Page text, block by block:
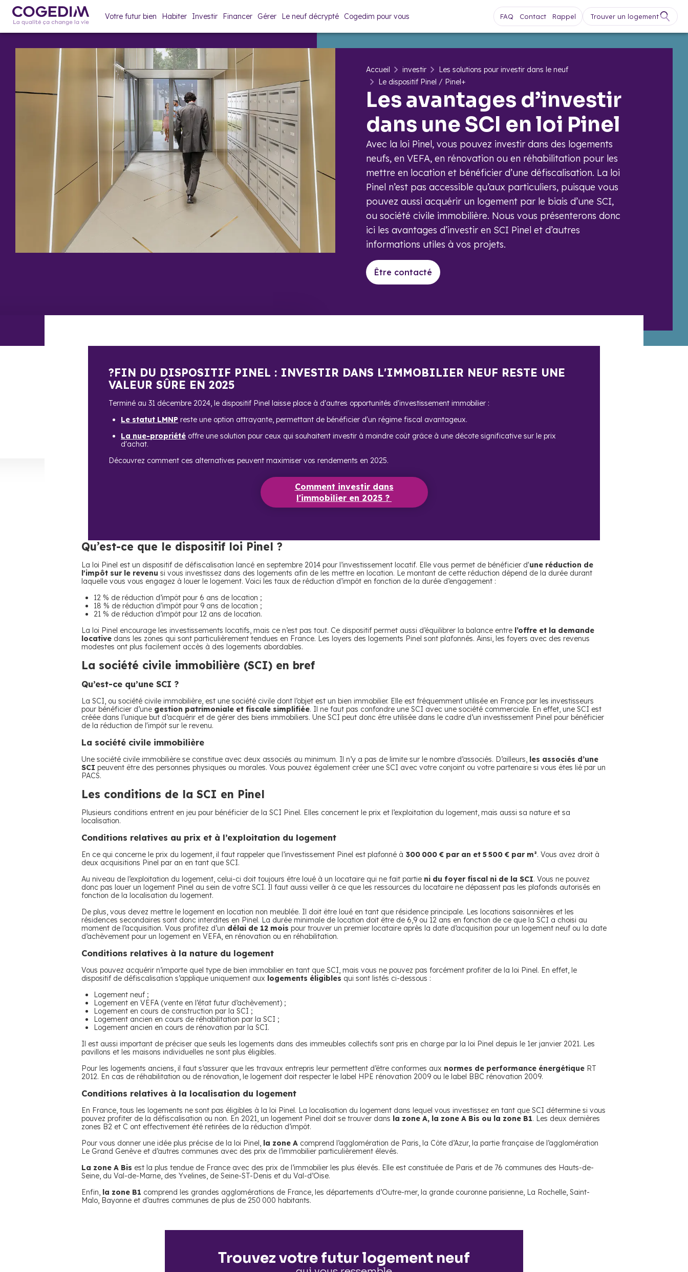
Votre futur bien Habiter Investir Financer Gérer Le neuf décrypté Cogedim pour vous FAQ Contact Rappel Trouver un logement
Accueil investir
Les solutions pour investir dans le neuf
Le dispositif Pinel / Pinel+
Les avantages d’investir
dans une SCI en loi Pinel
Avec la loi Pinel, vous pouvez investir dans des logements
neufs, en VEFA, en rénovation ou en réhabilitation pour les
mettre en location et bénéficier d’une défiscalisation. La loi
Pinel n’est pas accessible qu’aux particuliers, puisque vous
pouvez aussi acquérir un logement par le biais d’une SCI,
ou société civile immobilière. Nous vous présenterons donc
ici les avantages d’investir en SCI Pinel et d’autres
informations utiles à vos projets.
Être contacté
?FIN DU DISPOSITIF PINEL : INVESTIR DANS L'IMMOBILIER NEUF RESTE UNE
VALEUR SÛRE EN 2025
Terminé au 31 décembre 2024, le dispositif Pinel laisse place à d'autres opportunités d'investissement immobilier :
Le statut LMNP reste une option attrayante, permettant de bénéficier d'un régime fiscal avantageux.
La nue-propriété offre une solution pour ceux qui souhaitent investir à moindre coût grâce à une décote significative sur le prix
d'achat.
Découvrez comment ces alternatives peuvent maximiser vos rendements en 2025.
Comment investir dans
l'immobilier en 2025 ?
Qu’est-ce que le dispositif loi Pinel ?
La loi Pinel est un dispositif de défiscalisation lancé en septembre 2014 pour l’investissement locatif. Elle vous permet de bénéficier d'une réduction de
l'impôt sur le revenu si vous investissez dans des logements afin de les mettre en location. Le montant de cette réduction dépend de la durée durant
laquelle vous vous engagez à louer le logement. Voici les taux de réduction d’impôt en fonction de la durée d’engagement :
12 % de réduction d’impôt pour 6 ans de location ;
18 % de réduction d’impôt pour 9 ans de location ;
21 % de réduction d’impôt pour 12 ans de location.
La loi Pinel encourage les investissements locatifs, mais ce n’est pas tout. Ce dispositif permet aussi d’équilibrer la balance entre l’offre et la demande
locative dans les zones qui sont particulièrement tendues en France. Les loyers des logements Pinel sont plafonnés. Ainsi, les foyers avec des revenus
modestes ont plus facilement accès à des logements abordables.
La société civile immobilière (SCI) en bref
Qu’est-ce qu’une SCI ?
La SCI, ou société civile immobilière, est une société civile dont l’objet est un bien immobilier. Elle est fréquemment utilisée en France par les investisseurs
pour bénéficier d’une gestion patrimoniale et fiscale simplifiée. Il ne faut pas confondre une SCI avec une société commerciale. En effet, une SCI est
créée dans l’unique but d’acquérir et de gérer des biens immobiliers. Une SCI peut donc être utilisée dans le cadre d’un investissement Pinel pour bénéficier
de la réduction de l'impôt sur le revenu.
La société civile immobilière
Une société civile immobilière se constitue avec deux associés au minimum. Il n’y a pas de limite sur le nombre d’associés. D’ailleurs, les associés d’une
SCI peuvent être des personnes physiques ou morales. Vous pouvez également créer une SCI avec votre conjoint ou votre partenaire si vous êtes lié par un
PACS.
Les conditions de la SCI en Pinel
Plusieurs conditions entrent en jeu pour bénéficier de la SCI Pinel. Elles concernent le prix et l’exploitation du logement, mais aussi sa nature et sa
localisation.
Conditions relatives au prix et à l’exploitation du logement
En ce qui concerne le prix du logement, il faut rappeler que l’investissement Pinel est plafonné à 300 000 € par an et 5 500 € par m². Vous avez droit à
deux acquisitions Pinel par an en tant que SCI.
Au niveau de l’exploitation du logement, celui-ci doit toujours être loué à un locataire qui ne fait partie ni du foyer fiscal ni de la SCI. Vous ne pouvez
donc pas louer un logement Pinel au sein de votre SCI. Il faut aussi veiller à ce que les ressources du locataire ne dépassent pas les plafonds autorisés en
fonction de la localisation du logement.
De plus, vous devez mettre le logement en location non meublée. Il doit être loué en tant que résidence principale. Les locations saisonnières et les
résidences secondaires sont donc interdites en Pinel. La durée minimale de location doit être de 6,9 ou 12 ans en fonction de ce que la SCI a choisi au
moment de l’acquisition. Vous profitez d’un délai de 12 mois pour trouver un premier locataire après la date d’acquisition pour un logement neuf ou la date
d’achèvement pour un logement en VEFA, en rénovation ou en réhabilitation.
Conditions relatives à la nature du logement
Vous pouvez acquérir n’importe quel type de bien immobilier en tant que SCI, mais vous ne pouvez pas forcément profiter de la loi Pinel. En effet, le
dispositif de défiscalisation s’applique uniquement aux logements éligibles qui sont listés ci-dessous :
Logement neuf ;
Logement en VEFA (vente en l’état futur d’achèvement) ;
Logement en cours de construction par la SCI ;
Logement ancien en cours de réhabilitation par la SCI ;
Logement ancien en cours de rénovation par la SCI.
Il est aussi important de préciser que seuls les logements dans des immeubles collectifs sont pris en charge par la loi Pinel depuis le 1er janvier 2021. Les
pavillons et les maisons individuelles ne sont plus éligibles.
Pour les logements anciens, il faut s’assurer que les travaux entrepris leur permettent d’être conformes aux normes de performance énergétique RT
2012. En cas de réhabilitation ou de rénovation, le logement doit respecter le label HPE rénovation 2009 ou le label BBC rénovation 2009.
Conditions relatives à la localisation du logement
En France, tous les logements ne sont pas éligibles à la loi Pinel. La localisation du logement dans lequel vous investissez en tant que SCI détermine si vous
pouvez profiter de la défiscalisation ou non. En 2021, un logement Pinel doit se trouver dans la zone A, la zone A Bis ou la zone B1. Les deux dernières
zones B2 et C ont effectivement été retirées de la réduction d’impôt.
Pour vous donner une idée plus précise de la loi Pinel, la zone A comprend l’agglomération de Paris, la Côte d’Azur, la partie française de l’agglomération
Le Grand Genève et d’autres communes avec des prix de l’immobilier particulièrement élevés.
La zone A Bis est la plus tendue de France avec des prix de l’immobilier les plus élevés. Elle est constituée de Paris et de 76 communes des Hauts-de-
Seine, du Val-de-Marne, des Yvelines, de Seine-ST-Denis et du Val-d’Oise.
Enfin, la zone B1 comprend les grandes agglomérations de France, les départements d’Outre-mer, la grande couronne parisienne, La Rochelle, Saint-
Malo, Bayonne et d’autres communes de plus de 250 000 habitants.
Trouvez votre futur logement neuf